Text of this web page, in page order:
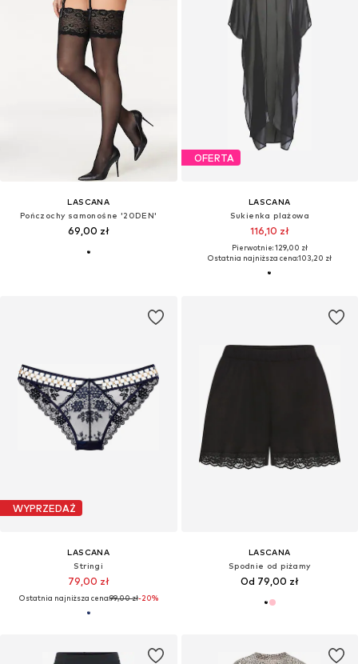
LASCANA
Pończochy samonośne '20DEN'
69,00 zł
OFERTA
LASCANA
Sukienka plażowa
116,10 zł
Pierwotnie: 129,00 zł
Ostatnia najniższa cena:103,20 zł
WYPRZEDAŻ
LASCANA
Stringi
79,00 zł
Ostatnia najniższa cena:99,00 zł-20%
LASCANA
Spodnie od piżamy
Od 79,00 zł